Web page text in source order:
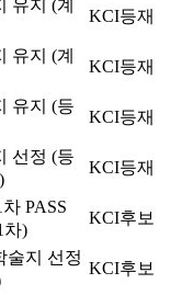
유지 (계
KCI등재
유지 (계
KCI등재
유지 (등
KCI등재
선정 (등
KCI등재
PASS
차)
KCI후보
술지 선정
KCI후보